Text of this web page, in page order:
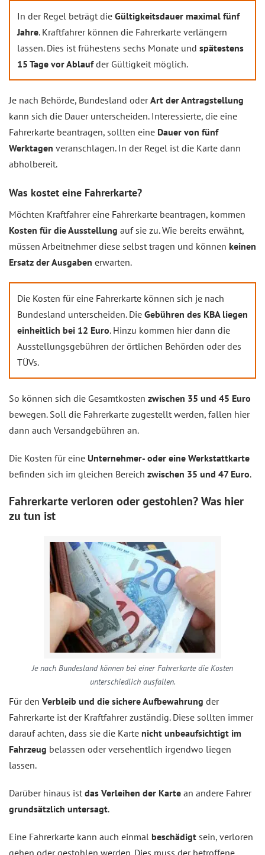
In der Regel beträgt die Gültigkeitsdauer maximal fünf
Jahre. Kraftfahrer können die Fahrerkarte verlängern
lassen. Dies ist frühestens sechs Monate und spätestens
15 Tage vor Ablaufder Gültigkeit möglich.
Je nach Behörde, Bundesland oderArt der Antragstellung
kann sich die Dauer unterscheiden. Interessierte, die eine
Fahrerkarte beantragen, sollten eine Dauer von fünf
Werktagen veranschlagen. In der Regel ist die Karte dann
abholbereit.
Was kostet eine Fahrerkarte?
Möchten Kraftfahrer eine Fahrerkarte beantragen, kommen
Kosten für die Ausstellung auf sie zu. Wie bereits erwähnt,
müssen Arbeitnehmer diese selbst tragen und können keinen
Ersatz der Ausgaben erwarten.
Die Kosten für eine Fahrerkarte können sich je nach
Bundesland unterscheiden. Die Gebühren des KBA liegen
einheitlich bei 12 Euro. Hinzu kommen hier dann die
Ausstellungsgebühren der örtlichen Behörden oder des
TÜVs.
So können sich die Gesamtkosten zwischen 35 und 45 Euro
bewegen. Soll die Fahrerkarte zugestellt werden, fallen hier
dann auch Versandgebühren an.
Die Kosten für eine Unternehmer- oder eine Werkstattkarte
befinden sich im gleichen Bereich zwischen 35 und 47 Euro.
Fahrerkarte verloren oder gestohlen? Was hier
zu tun ist
Je nach Bundesland können bei einer Fahrerkarte die Kosten
unterschiedlich ausfallen.
Für den Verbleib und die sichere Aufbewahrung der
Fahrerkarte ist der Kraftfahrer zuständig. Diese sollten immer
darauf achten, dass sie die Karte nicht unbeaufsichtigt im
Fahrzeug belassen oder versehentlich irgendwo liegen
lassen.
Darüber hinaus ist das Verleihen der Karte an andere Fahrer
grundsätzlich untersagt.
Eine Fahrerkarte kann auch einmal beschädigt sein, verloren
gehen oder gestohlen werden. Dies muss der betroffene